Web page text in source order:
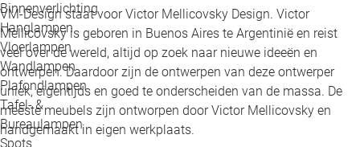
Binnenverlichting
Hanglampen
Vloerlampen
Wandlampen
Plafondlampen
Tafel- &
Bureaulampen
Spots
VM-Design staat voor Victor Mellicovsky Design. Victor
Mellicovsky is geboren in Buenos Aires te Argentinië en reist
veel over de wereld, altijd op zoek naar nieuwe ideeën en
ontwerpen. Daardoor zijn de ontwerpen van deze ontwerper
uniek, eigentijds en goed te onderscheiden van de massa. De
meeste meubels zijn ontworpen door Victor Mellicovsky en
handgemaakt in eigen werkplaats.